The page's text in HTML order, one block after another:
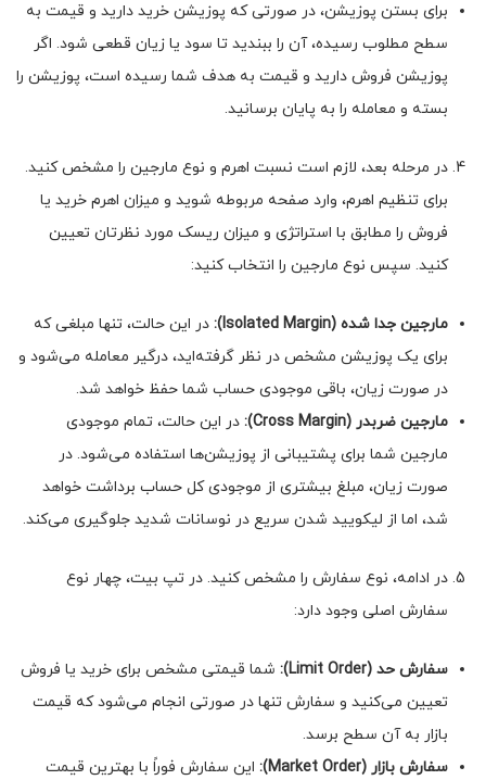
برای بستن پوزیشن، در صورتی که پوزیشن خرید دارید و قیمت به
سطح مطلوب رسیده، آن را ببندید تا سود یا زیان قطعی شود. اگر
پوزیشن فروش دارید و قیمت به هدف شما رسیده است، پوزیشن را
بسته و معامله را به پایان برسانید.
در مرحله بعد، لازم است نسبت اهرم و نوع مارجین را مشخص کنید.
برای تنظیم اهرم، وارد صفحه مربوطه شوید و میزان اهرم خرید یا
فروش را مطابق با استراتژی و میزان ریسک مورد نظرتان تعیین
کنید. سپس نوع مارجین را انتخاب کنید:
مارجین جدا شده (Isolated Margin
): در این حالت، تنها مبلغی که
برای یک پوزیشن مشخص در نظر گرفته‌اید، درگیر معامله می‌شود و
در صورت زیان، باقی موجودی حساب شما حفظ خواهد شد.
مارجین ضربدر (Cross Margin
): در این حالت، تمام موجودی
مارجین شما برای پشتیبانی از پوزیشن‌ها استفاده می‌شود. در
صورت زیان، مبلغ بیشتری از موجودی کل حساب برداشت خواهد
شد، اما از لیکویید شدن سریع در نوسانات شدید جلوگیری می‌کند.
در ادامه، نوع سفارش را مشخص کنید. در تپ بیت، چهار نوع
سفارش اصلی وجود دارد:
سفارش حد (Limit Order
): شما قیمتی مشخص برای خرید یا فروش
تعیین می‌کنید و سفارش تنها در صورتی انجام می‌شود که قیمت
بازار به آن سطح برسد.
سفارش بازار (Market Order
): این سفارش فوراً با بهترین قیمت